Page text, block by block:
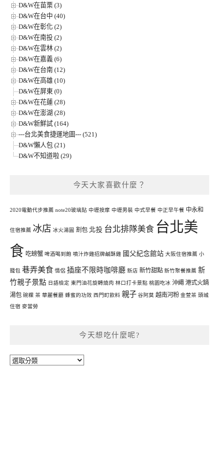
D&W在苗栗 (3)
D&W在台中 (40)
D&W在彰化 (2)
D&W在南投 (2)
D&W在雲林 (2)
D&W在嘉義 (6)
D&W在台南 (12)
D&W在高雄 (10)
D&W在屏東 (0)
D&W在花蓮 (28)
D&W在澎湖 (28)
D&W新鮮試 (164)
---台北美食捷運地圖--- (521)
D&W懶人包 (21)
D&W不知道啦 (29)
今天大家喜歡什麼？
2020電動代步推薦 note20玻璃貼 中壢按摩 中壢男裝 中式早餐 中正早午餐 中永和
住宿推薦 冰店 冰火湯圓 割包 北投 台北排隊美食 台北美
食 吃螃蟹 啤酒喝到飽 噴汁炸雞招牌鹹酥雞 國父紀念館站 大阪住宿推薦 小
籠包 巷弄美食 情侶 插座不限時咖啡廳 新店 新竹甜點 新竹聚餐推薦 新
竹親子景點 日語檢定 東門油花旋轉燒肉 林口打卡景點 桃園吃冰 沖繩 港式火鍋
湯包 碗粿 茶 華麗餐廳 蜂蜜的功效 西門町飲料 親子 谷阿莫 越南河粉 金萱茶 頭城
住宿 麥當勞
今天想吃什麼呢?
今